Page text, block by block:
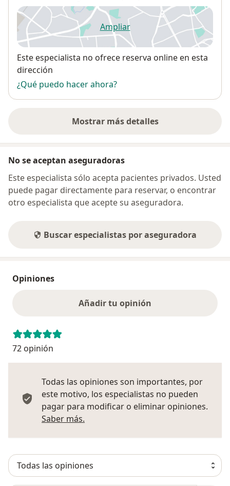
Ampliarse abre en una nueva
Disponibilidad
Este especialista no ofrece reserva online en esta
dirección
¿Qué puedo hacer ahora?
Mostrar más detalles
sobre la dirección
No se aceptan aseguradoras
Este especialista sólo acepta pacientes privados. Usted
puede pagar directamente para reservar, o encontrar
otro especialista que acepte su aseguradora.
Buscar especialistas por aseguradora
Opiniones
Añadir tu opinión
72 opinión
Todas las opiniones son importantes, por
este motivo, los especialistas no pueden
pagar para modificar o eliminar opiniones.
Saber más.